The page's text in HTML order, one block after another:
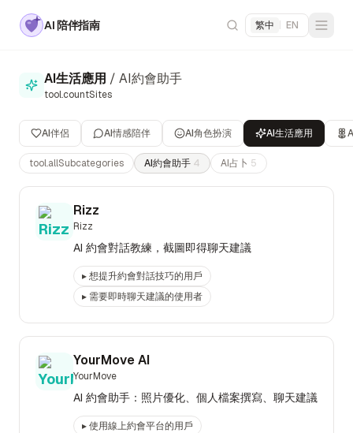
AI 陪伴指南 繁中 | EN
AI生活應用 / AI約會助手
tool.countSites
AI伴侶 AI情感陪伴 AI角色扮演 AI生活應用
tool.allSubcategories AI約會助手 4 AI占卜 5
Rizz
Rizz
AI 約會對話教練，截圖即得聊天建議
▸想提升約會對話技巧的用戶
▸ 需要即時聊天建議的使用者
YourMove AI
YourMove
AI 約會助手：照片優化、個人檔案撰寫、聊天建議
▸使用線上約會平台的用戶